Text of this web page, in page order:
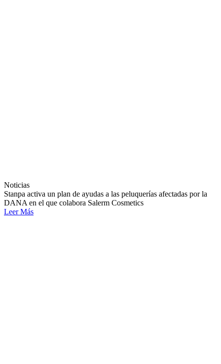
Noticias
Stanpa activa un plan de ayudas a las peluquerías afectadas por la
DANA en el que colabora Salerm Cosmetics
Leer Más